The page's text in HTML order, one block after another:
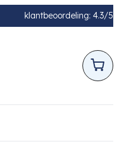
klantbeoordeling: 4.3/5